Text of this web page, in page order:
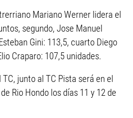
Mariano Werner lidera el
segundo, Jose Manuel
Gini: 113,5, cuarto Diego
Craparo: 107,5 unidades.
junto al TC Pista será en el
Rio Hondo los días 11 y 12 de